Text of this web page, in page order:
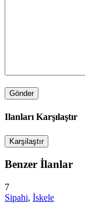
Ilanları Karşılaştır
Karşilaştır
Benzer İlanlar
7
Sipahi, İskele